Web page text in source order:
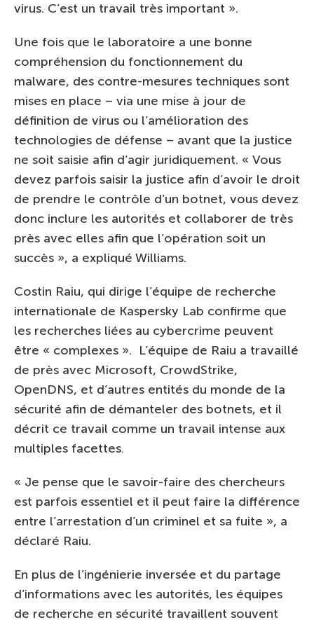
virus. C’est un travail très important ».
Une fois que le laboratoire a une bonne
compréhension du fonctionnement du
malware, des contre-mesures techniques sont
mises en place – via une mise à jour de
définition de virus ou l’amélioration des
technologies de défense – avant que la justice
ne soit saisie afin d’agir juridiquement. « Vous
devez parfois saisir la justice afin d’avoir le droit
de prendre le contrôle d’un botnet, vous devez
donc inclure les autorités et collaborer de très
près avec elles afin que l’opération soit un
succès », a expliqué Williams.
Costin Raiu, qui dirige l’équipe de recherche
internationale de Kaspersky Lab confirme que
les recherches liées au cybercrime peuvent
être « complexes ». L’équipe de Raiu a travaillé
de près avec Microsoft, CrowdStrike,
OpenDNS, et d’autres entités du monde de la
sécurité afin de démanteler des botnets, et il
décrit ce travail comme un travail intense aux
multiples facettes.
« Je pense que le savoir-faire des chercheurs
est parfois essentiel et il peut faire la différence
entre l’arrestation d’un criminel et sa fuite », a
déclaré Raiu.
En plus de l’ingénierie inversée et du partage
d’informations avec les autorités, les équipes
de recherche en sécurité travaillent souvent